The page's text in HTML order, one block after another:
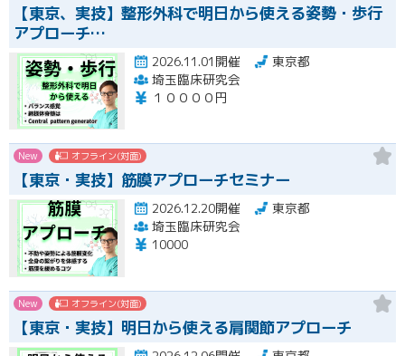
【東京、実技】整形外科で明日から使える姿勢・歩行
アプローチ…
2026.11.01開催
東京都
埼玉臨床研究会
１００００円
New オフライン(対面)
【東京・実技】筋膜アプローチセミナー
2026.12.20開催
東京都
埼玉臨床研究会
10000
New オフライン(対面)
【東京・実技】明日から使える肩関節アプローチ